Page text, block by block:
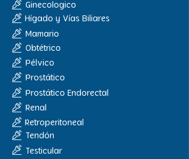
Ginecologico
Hígado y Vías Biliares
Mamario
Obtétrico
Pélvico
Prostático
Prostático Endorectal
Renal
Retroperitoneal
Tendón
Testicular